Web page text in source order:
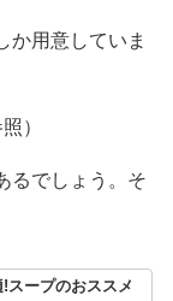
か用意していま
）
るでしょう。そ
スープのおススメ